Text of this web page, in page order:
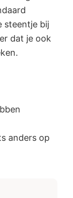
steentje bij
dat je ook
anders op